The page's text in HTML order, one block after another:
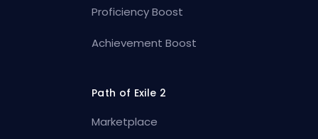
Proficiency Boost
Achievement Boost
Path of Exile 2
Marketplace